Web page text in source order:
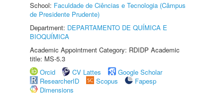
School: Faculdade de Ciências e Tecnologia (Câmpus
de Presidente Prudente)
Department: DEPARTAMENTO DE QUÍMICA E
BIOQUÍMICA
Academic Appointment Category: RDIDP Academic
title: MS-5.3
Orcid
CV Lattes
Google Scholar
ResearcherID
Scopus
Fapesp
Dimensions